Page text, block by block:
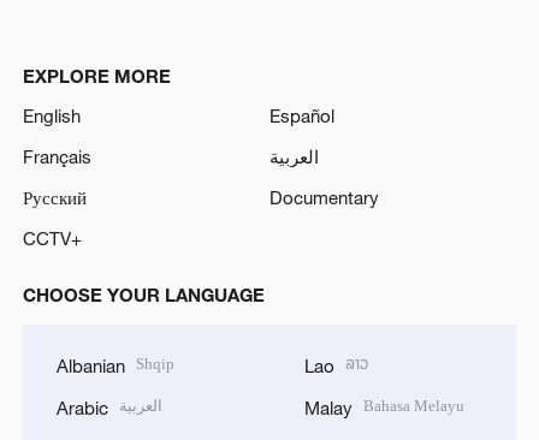
EXPLORE MORE
English
Español
Français
العربية
Русский
Documentary
CCTV+
CHOOSE YOUR LANGUAGE
Albanian Shqip
Arabic العربية
Lao ລາວ
Malay Bahasa Melayu